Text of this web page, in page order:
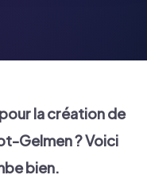
la création de
Gelmen? Voici
bien.